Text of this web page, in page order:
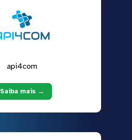
api4com
Saiba mais →